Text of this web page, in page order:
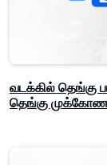
வடக்கில் தெங்கு
தெங்கு